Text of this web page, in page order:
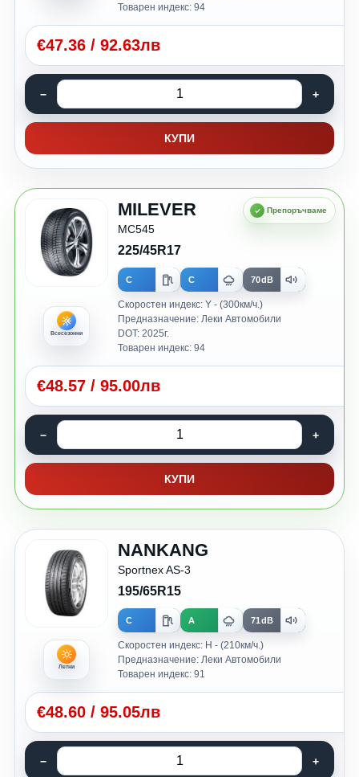
Товарен индекс: 94
€47.36 / 92.63лв
КУПИ
Всесезонни
MILEVER
MC545
225/45R17
C C 70dB
Скоростен индекс: Y - (300км/ч.)
Предназначение: Леки Автомобили
DOT: 2025г.
Товарен индекс: 94
€48.57 / 95.00лв
КУПИ
Летни
NANKANG
Sportnex AS-3
195/65R15
C A 71dB
Скоростен индекс: H - (210км/ч.)
Предназначение: Леки Автомобили
Товарен индекс: 91
€48.60 / 95.05лв